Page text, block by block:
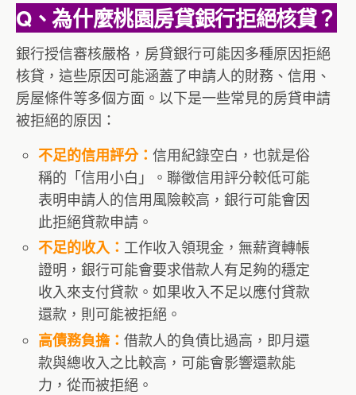
Q、為什麼桃園房貸銀行拒絕核貸？
銀行授信審核嚴格，房貸銀行可能因多種原因拒絕
核貸，這些原因可能涵蓋了申請人的財務、信用、
房屋條件等多個方面。以下是一些常見的房貸申請
被拒絕的原因：
不足的信用評分：信用紀錄空白，也就是俗
稱的「信用小白」。聯徵信用評分較低可能
表明申請人的信用風險較高，銀行可能會因
此拒絕貸款申請。
不足的收入： 工作收入領現金，無薪資轉帳
證明，銀行可能會要求借款人有足夠的穩定
收入來支付貸款。如果收入不足以應付貸款
還款，則可能被拒絕。
高債務負擔：借款人的負債比過高，即月還
款與總收入之比較高，可能會影響還款能
力，從而被拒絕。